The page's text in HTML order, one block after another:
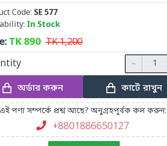
Code: SE 577
In Stock
TK890 TK1,200
অর্ডার করুন কার্টে রাখুন
এই পণ্য সম্পর্কে প্রশ্ন আছে? অনুগ্রহপূর্বক কল করুন:
+8801886650127